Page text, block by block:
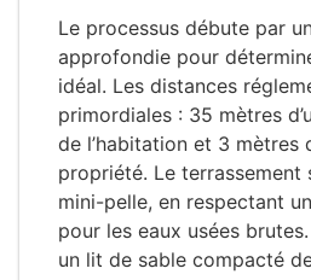
Le processus débute par
approfondie pour
idéal. Les distances
primordiales : 35 mètres
de l’habitation et 3 mètres
propriété. Le terrassement
mini-pelle, en respectant
pour les eaux usées
un lit de sable compacté